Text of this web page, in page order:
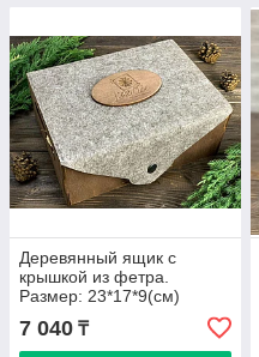
Деревянный ящик с
крышкой из фетра.
Размер: 23*17*9(см)
7 040 ₸